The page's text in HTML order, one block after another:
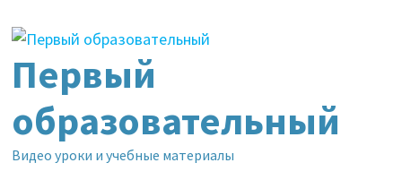
содержимому
Первый
образовательный
Видео уроки и учебные материалы